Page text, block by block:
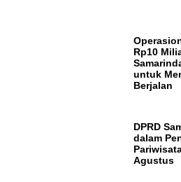
Rp10
untuk
Berjalan
DPRD
dalam
Agustus